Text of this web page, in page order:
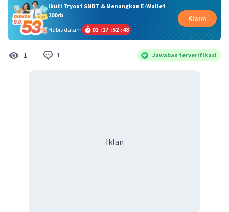
Ikuti Tryout SNBT & Menangkan E-Wallet
100rb
Habis dalam
01 :17 :52 :48
Klaim
1 1 Jawaban terverifikasi
Iklan